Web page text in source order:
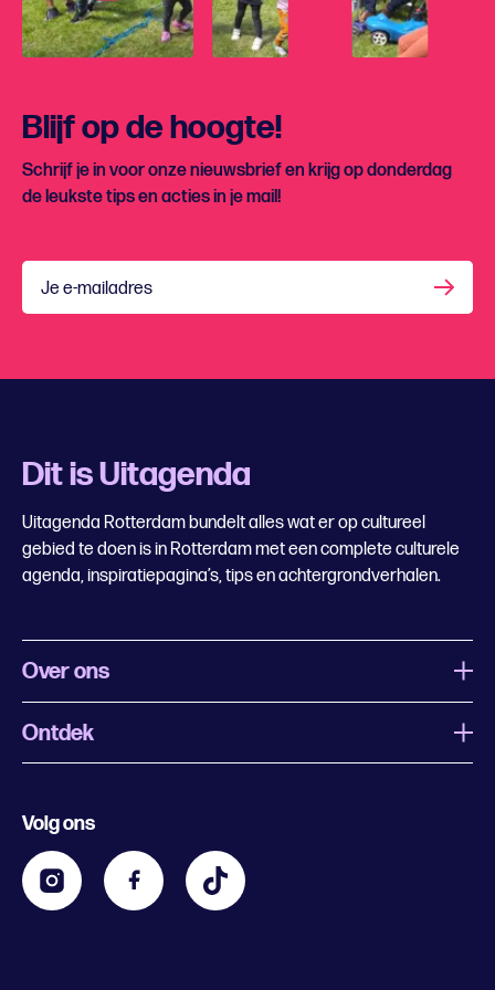
Blijf op de hoogte!
Schrijf je in voor onze nieuwsbrief en krijg op donderdag
de leukste tips en acties in je mail!
Je e-mailadres
Dit is Uitagenda
Uitagenda Rotterdam bundelt alles wat er op cultureel
gebied te doen is in Rotterdam met een complete culturele
agenda, inspiratiepagina’s, tips en achtergrondverhalen.
Over ons
Wat is Uitagenda Rotterdam
Contact
Zakelijk
Ontdek
Kids
Volg ons